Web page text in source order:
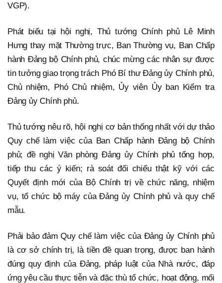
VGP).
Phát biểu tại hội nghị, Thủ tướng Chính phủ Lê Minh
Hưng thay mặt Thường trực, Ban Thường vụ, Ban Chấp
hành Đảng bộ Chính phủ, chúc mừng các nhân sự được
tin tưởng giao trọng trách Phó Bí thư Đảng ủy Chính phủ,
Chủ nhiệm, Phó Chủ nhiệm, Ủy viên Ủy ban Kiểm tra
Đảng ủy Chính phủ.
Thủ tướng nêu rõ, hội nghị cơ bản thống nhất với dự thảo
Quy chế làm việc của Ban Chấp hành Đảng bộ Chính
phủ; đề nghị Văn phòng Đảng ủy Chính phủ tổng hợp,
tiếp thu các ý kiến; rà soát đối chiếu thật kỹ với các
Quyết định mới của Bộ Chính trị về chức năng, nhiệm
vụ, tổ chức bộ máy của Đảng ủy Chính phủ và quy chế
mẫu.
Phải bảo đảm Quy chế làm việc của Đảng ủy Chính phủ
là cơ sở chính trị, là tiền đề quan trọng, được ban hành
đúng quy định của Đảng, pháp luật của Nhà nước, đáp
ứng yêu cầu thực tiễn và đặc thù tổ chức, hoạt động, mối